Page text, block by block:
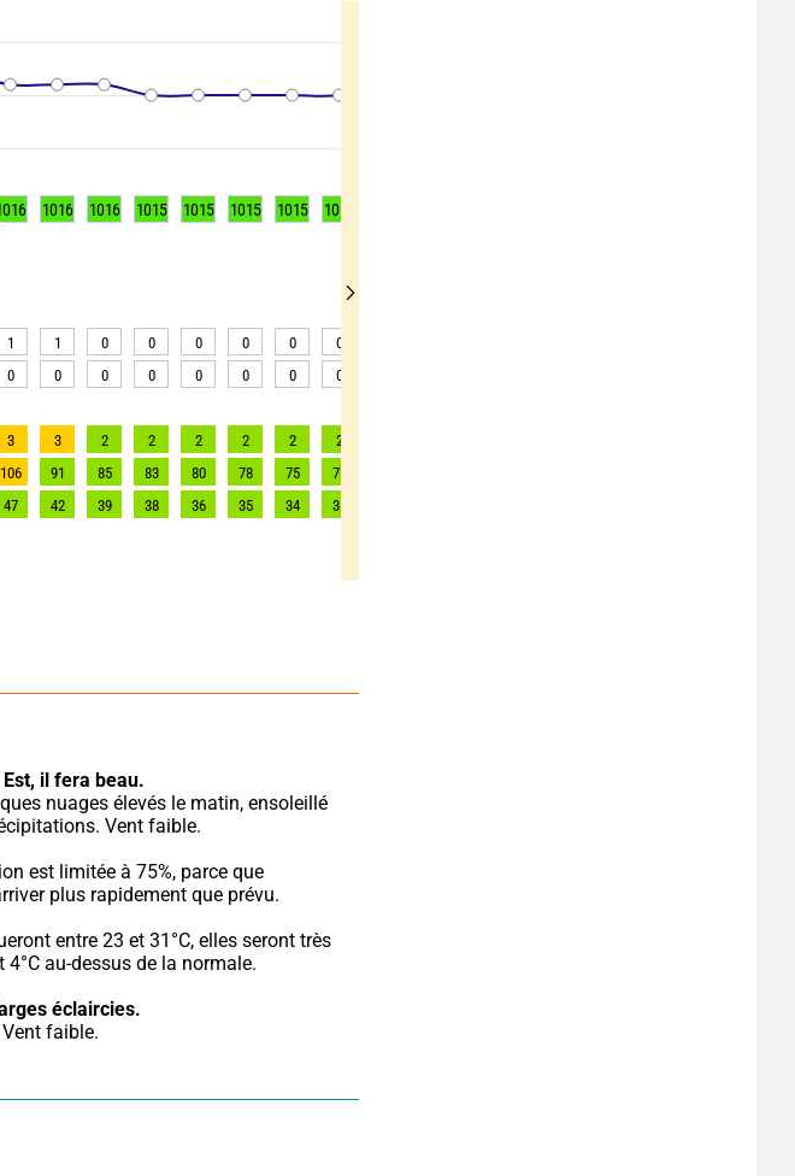
1016 1016 1015 1015 1015 1015 1015
1 1 0 0 0 0 0 0
0 0 0 0 0 0 0 0
3 3 2 2 2 2 2 2
106 91 85 83 80 78 75 76
47 42 39 38 36 35 34 35
il fera beau.
Vent faible.
est limitée à 75%, parce que
plus rapidement que prévu.
entre 23 et 31°C, elles seront très
au-dessus de la normale.
éclaircies.
faible.